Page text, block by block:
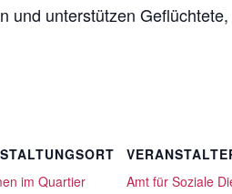
und unterstützen
im Quartier
Amt für Soziale